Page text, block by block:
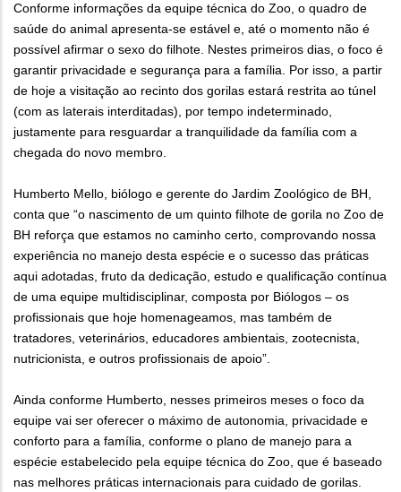
Conforme informações da equipe técnica do Zoo, o quadro de
saúde do animal apresenta-se estável e, até o momento não é
possível afirmar o sexo do filhote. Nestes primeiros dias, o foco é
garantir privacidade e segurança para a família. Por isso, a partir
de hoje a visitação ao recinto dos gorilas estará restrita ao túnel
(com as laterais interditadas), por tempo indeterminado,
justamente para resguardar a tranquilidade da família com a
chegada do novo membro.
Humberto Mello, biólogo e gerente do Jardim Zoológico de BH,
conta que “o nascimento de um quinto filhote de gorila no Zoo de
BH reforça que estamos no caminho certo, comprovando nossa
experiência no manejo desta espécie e o sucesso das práticas
aqui adotadas, fruto da dedicação, estudo e qualificação contínua
de uma equipe multidisciplinar, composta por Biólogos – os
profissionais que hoje homenageamos, mas também de
tratadores, veterinários, educadores ambientais, zootecnista,
nutricionista, e outros profissionais de apoio”.
Ainda conforme Humberto, nesses primeiros meses o foco da
equipe vai ser oferecer o máximo de autonomia, privacidade e
conforto para a família, conforme o plano de manejo para a
espécie estabelecido pela equipe técnica do Zoo, que é baseado
nas melhores práticas internacionais para cuidado de gorilas.